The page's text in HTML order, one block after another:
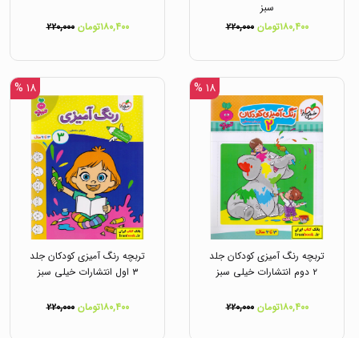
سبز
۱۸۰,۴۰۰تومان
۲۲۰,۰۰۰ ۱۸۰,۴۰۰تومان ۲۲۰,۰۰۰
۱۸ %
تربچه رنگ آمیزی کودکان جلد
۲ دوم انتشارات خیلی سبز
۱۸۰,۴۰۰تومان ۲۲۰,۰۰۰
۱۸ %
تربچه رنگ آمیزی کودکان جلد
۳ اول انتشارات خیلی سبز
۱۸۰,۴۰۰تومان ۲۲۰,۰۰۰